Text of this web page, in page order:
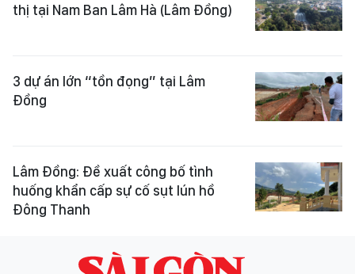
thị tại Nam Ban Lâm Hà (Lâm Đồng)
3 dự án lớn “tồn đọng” tại Lâm
Đồng
Lâm Đồng: Đề xuất công bố tình
huống khẩn cấp sự cố sụt lún hồ
Đông Thanh